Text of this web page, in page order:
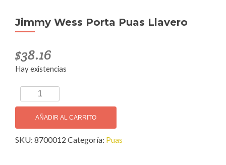
Jimmy Wess Porta Puas Llavero
$38.16
Hay existencias
Jimmy
Wess
Porta
Puas
Llavero
AÑADIR AL CARRITO
SKU: 8700012 Categoría: Puas